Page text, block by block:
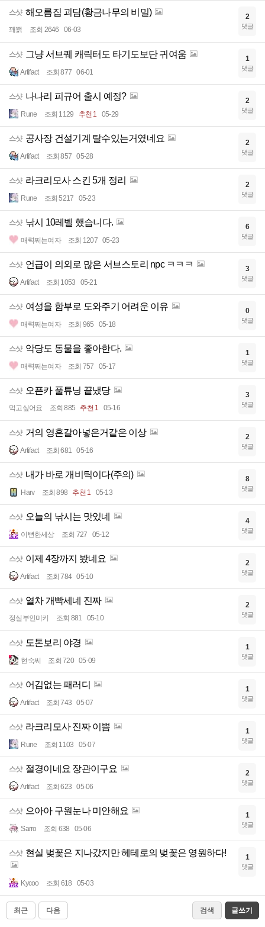
스샷 해오름집 괴담(황금나무의 비밀)
꽤꽭 조회 2646 06-03
2
댓글
스샷 그냥 서브퀘 캐릭터도 타기도보단 귀여움
Artifact 조회 877 06-01
1
댓글
스샷 나나리 피규어 출시 예정?
Rune 조회 1129 추천 1 05-29
2
댓글
스샷 공사장 건설기계 탈수있는거였네요
Artifact 조회 857 05-28
2
댓글
스샷 라크리모사 스킨 5개 정리
Rune 조회 5217 05-23
2
댓글
스샷 낚시 10레벨 했습니다.
매력쩌는여자 조회 1207 05-23
6
댓글
스샷 언급이 의외로 많은 서브스토리 npc ㅋㅋㅋ
Artifact 조회 1053 05-21
3
댓글
스샷 여성을 함부로 도와주기 어려운 이유
매력쩌는여자 조회 965 05-18
0
댓글
스샷 악당도 동물을 좋아한다.
매력쩌는여자 조회 757 05-17
1
댓글
스샷 오픈카 풀튜닝 끝냈당
먹고싶어요 조회 885 추천 1 05-16
3
댓글
스샷 거의 영혼갈아넣은거같은 이상
Artifact 조회 681 05-16
2
댓글
스샷 내가 바로 개비틱이다(주의)
Harv 조회 898 추천 1 05-13
8
댓글
스샷 오늘의 낚시는 맛있네
이뻔한세상 조회 727 05-12
4
댓글
스샷 이제 4장까지 봤네요
Artifact 조회 784 05-10
2
댓글
스샷 열차 개빡세네 진짜
정실부인미키 조회 881 05-10
2
댓글
스샷 도톤보리 야경
현숙씨 조회 720 05-09
1
댓글
스샷 어김없는 패러디
Artifact 조회 743 05-07
1
댓글
스샷 라크리모사 진짜 이쁨
Rune 조회 1103 05-07
1
댓글
스샷 절경이네요 장관이구요
Artifact 조회 623 05-06
2
댓글
스샷 으아아 구원눈나 미안해요
Sarro 조회 638 05-06
1
댓글
스샷 현실 벚꽃은 지나갔지만 헤테로의 벚꽃은 영원하다!
Kycoo 조회 618 05-03
1
댓글
최근 다음 검색 글쓰기